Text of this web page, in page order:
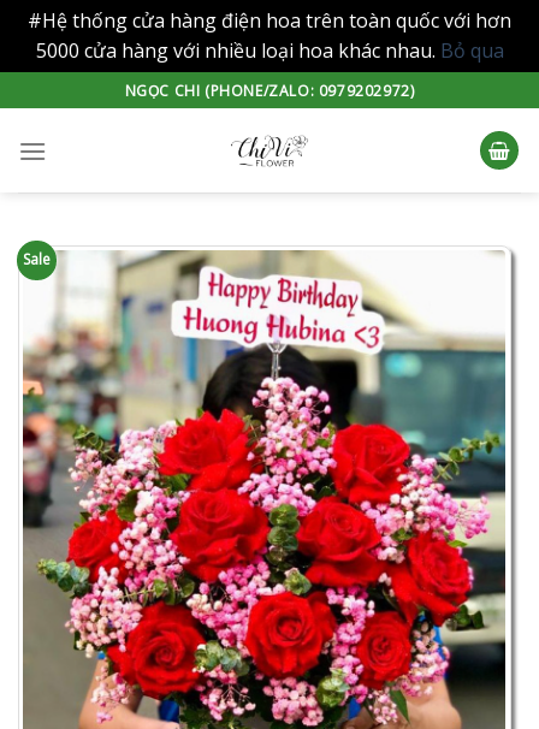
#Hệ thống cửa hàng điện hoa trên toàn quốc với hơn
5000 cửa hàng với nhiều loại hoa khác nhau. Bỏ qua
to
content
NGỌC CHI (PHONE/ZALO: 0979202972)
Sale